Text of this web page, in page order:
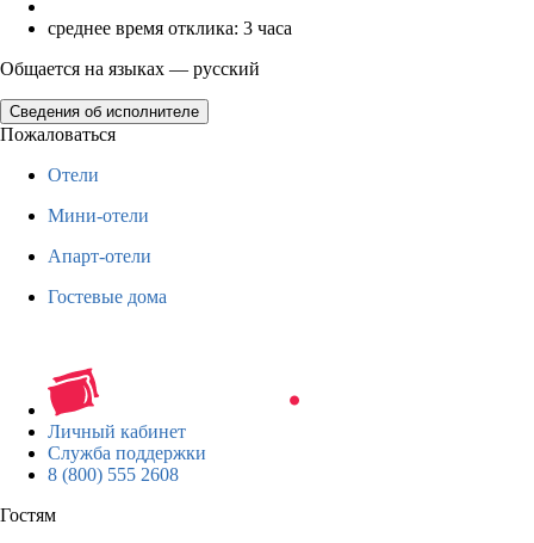
среднее время отклика: 3 часа
Общается на языках — русский
Сведения об исполнителе
Пожаловаться
Отели
Мини-отели
Апарт-отели
Гостевые дома
Личный кабинет
Служба поддержки
8 (800) 555 2608
Гостям